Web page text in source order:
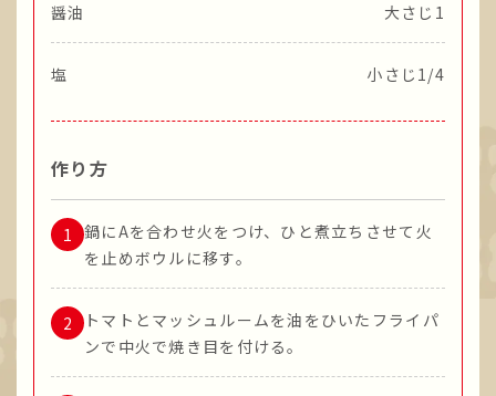
醤油 大さじ1
塩 小さじ1/4
作り方
鍋にAを合わせ火をつけ、ひと煮立ちさせて火
を止めボウルに移す。
トマトとマッシュルームを油をひいたフライパ
ンで中火で焼き目を付ける。